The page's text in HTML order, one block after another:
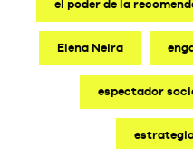
el poder de la
Elena Neira
espectador